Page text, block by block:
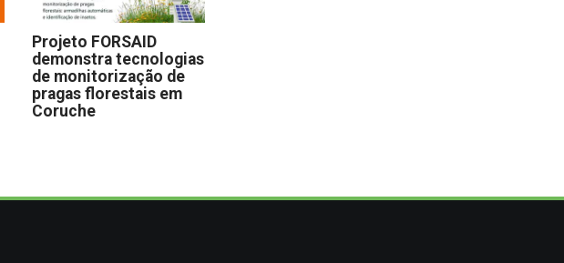
Projeto FORSAID
demonstra tecnologias
de monitorização de
pragas florestais em
Coruche